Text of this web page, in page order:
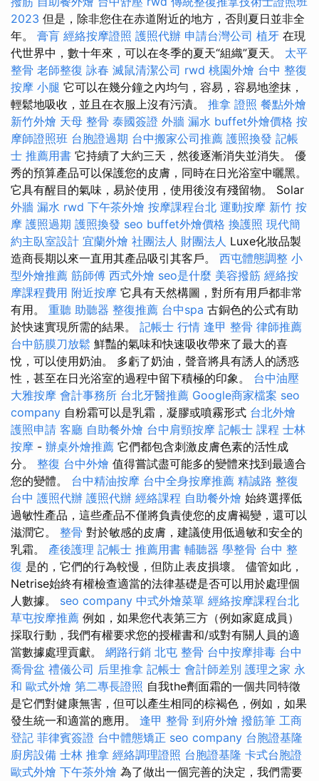
2023 但是，除非您住在赤道附近的地方，否則夏日並非全
年。 膏肓 經絡按摩證照 護照代辦 申請台灣公司 植牙 在現
代世界中，數十年來，可以在冬季的夏天“組織”夏天。 太平
整骨 老師整復 詠春 滅鼠清潔公司 rwd 桃園外燴 台中 整復
按摩 小腿 它可以在幾分鐘之內均勻，容易，容易地塗抹，
輕鬆地吸收，並且在衣服上沒有污漬。 推拿 證照 餐點外燴
新竹外燴 天母 整骨 泰國簽證 外牆 漏水 buffet外燴價格 按
摩師證照班 台胞證過期 台中搬家公司推薦 護照換發 記帳
士 推薦用書 它持續了大約三天，然後逐漸消失並消失。 優
秀的預算產品可以保護您的皮膚，同時在日光浴室中曬黑。
它具有醒目的氣味，易於使用，使用後沒有殘留物。 Solar
外牆 漏水 rwd 下午茶外燴 按摩課程台北 運動按摩 新竹 按
摩 護照過期 護照換發 seo buffet外燴價格 換護照 現代簡
約主臥室設計 宜蘭外燴 社團法人 財團法人 Luxe化妝品製
造商長期以來一直用其產品吸引其客戶。 西屯體態調整 小
型外燴推薦 筋師傅 西式外燴 seo是什麼 美容撥筋 經絡按
摩課程費用 附近按摩 它具有天然構圖，對所有用戶都非常
有用。 重聽 助聽器 整復推薦 台中spa 古銅色的公式有助
於快速實現所需的結果。 記帳士 行情 逢甲 整骨 律師推薦
台中筋膜刀放鬆 鮮豔的氣味和快速吸收帶來了最大的喜
悅，可以使用奶油。 多虧了奶油，聲音將具有誘人的誘惑
性，甚至在日光浴室的過程中留下積極的印象。 台中油壓
大雅按摩 會計事務所 台北牙醫推薦 Google商家檔案 seo
company 自粉霜可以是乳霜，凝膠或噴霧形式 台北外燴
護照申請 客廳 自助餐外燴 台中肩頸按摩 記帳士 課程 士林
按摩 - 辦桌外燴推薦 它們都包含刺激皮膚色素的活性成
分。 整復 台中外燴 值得嘗試盡可能多的變體來找到最適合
您的變體。 台中精油按摩 台中全身按摩推薦 精誠路 整復
台中 護照代辦 護照代辦 經絡課程 自助餐外燴 始終選擇低
過敏性產品，這些產品不僅將負責使您的皮膚褐變，還可以
滋潤它。 整骨 對於敏感的皮膚，建議使用低過敏和安全的
乳霜。 產後護理 記帳士 推薦用書 輔聽器 學整骨 台中 整
復 是的，它們的行為較慢，但防止表皮損壞。 儘管如此，
Netrise始終有權檢查適當的法律基礎是否可以用於處理個
人數據。 seo company 中式外燴菜單 經絡按摩課程台北
草屯按摩推薦 例如，如果您代表第三方（例如家庭成員）
採取行動，我們有權要求您的授權書和/或對有關人員的適
當數據處理貢獻。 網路行銷 北屯 整骨 台中按摩排毒 台中
喬骨盆 禮儀公司 后里推拿 記帳士 會計師差別 護理之家 永
和 歐式外燴 第二專長證照 自我the劑面霜的一個共同特徵
是它們對健康無害，但可以產生相同的棕褐色，例如，如果
發生統一和適當的應用。 逢甲 整骨 到府外燴 撥筋筆 工商
登記 菲律賓簽證 台中體態矯正 seo company 台胞證基隆
廚房設備 士林 推拿 經絡調理證照 台胞證基隆 卡式台胞證
歐式外燴 下午茶外燴 為了做出一個完善的決定，我們需要